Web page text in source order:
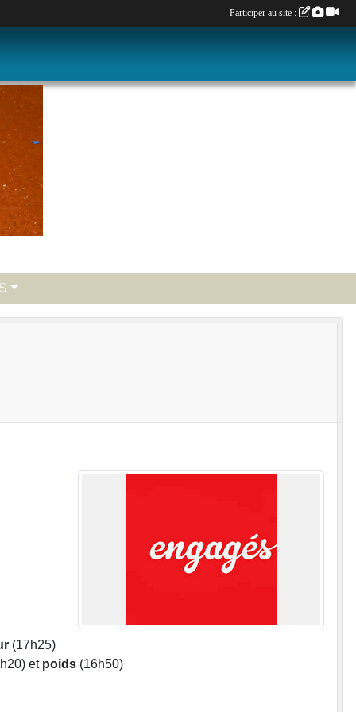
(17h25)
et poids (16h50)
Participer au site :